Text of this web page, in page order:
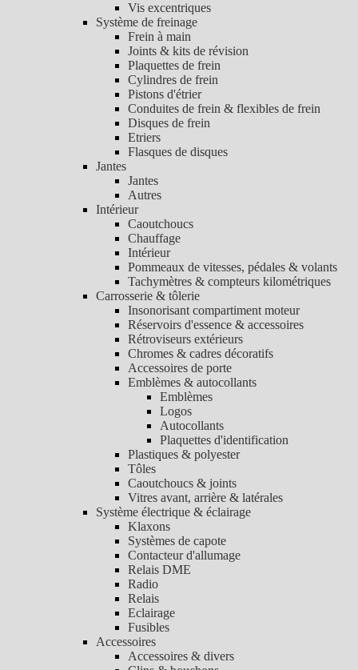
Vis excentriques
Système de freinage
Frein à main
Joints & kits de révision
Plaquettes de frein
Cylindres de frein
Pistons d'étrier
Conduites de frein & flexibles de frein
Disques de frein
Etriers
Flasques de disques
Jantes
Jantes
Autres
Intérieur
Caoutchoucs
Chauffage
Intérieur
Pommeaux de vitesses, pédales & volants
Tachymètres & compteurs kilométriques
Carrosserie & tôlerie
Insonorisant compartiment moteur
Réservoirs d'essence & accessoires
Rétroviseurs extérieurs
Chromes & cadres décoratifs
Accessoires de porte
Emblèmes & autocollants
Emblèmes
Logos
Autocollants
Plaquettes d'identification
Plastiques & polyester
Tôles
Caoutchoucs & joints
Vitres avant, arrière & latérales
Système électrique & éclairage
Klaxons
Systèmes de capote
Contacteur d'allumage
Relais DME
Radio
Relais
Eclairage
Fusibles
Accessoires
Accessoires & divers